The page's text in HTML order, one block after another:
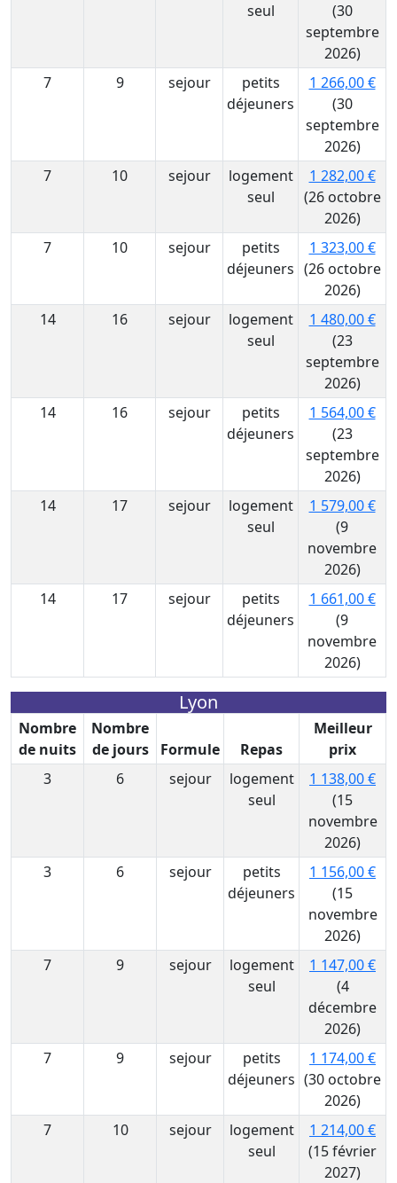
seul
(30
septembre
2026)
7
9 sejour
petits
déjeuners
1 266,00 €
(30
septembre
2026)
7
10 sejour
logement
seul
1 282,00 €
(26 octobre
2026)
7
10 sejour
petits
déjeuners
1 323,00 €
(26 octobre
2026)
14
16 sejour
logement
seul
1 480,00 €
(23
septembre
2026)
14
16 sejour
petits
déjeuners
1 564,00 €
(23
septembre
2026)
14
17 sejour
logement
seul
1 579,00 €
(9
novembre
2026)
14
17 sejour
petits
déjeuners
1 661,00 €
(9
novembre
2026)
Lyon
Nombre
de nuits
Nombre
de jours
Formule Repas
Meilleur
prix
3
6 sejour
logement
seul
1 138,00 €
(15
novembre
2026)
3
6 sejour
petits
déjeuners
1 156,00 €
(15
novembre
2026)
7
9 sejour
logement
seul
1 147,00 €
(4
décembre
2026)
7
9 sejour
petits
déjeuners
1 174,00 €
(30 octobre
2026)
7
10 sejour
logement
seul
1 214,00 €
(15 février
2027)